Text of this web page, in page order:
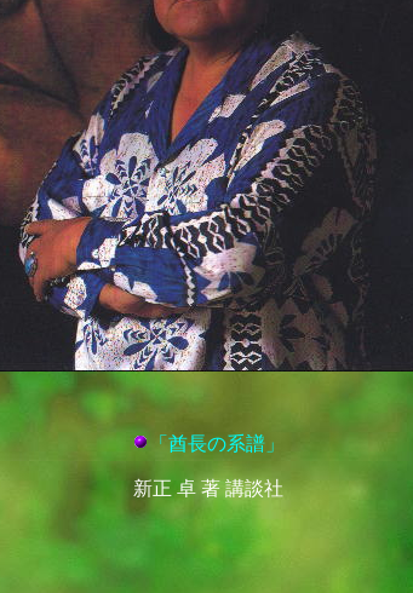
「酋長の系譜」
新正 卓 著 講談社